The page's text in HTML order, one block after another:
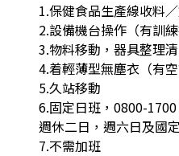
1.保健食品生產線收料
2.設備機台操作（有訓練
3.物料移動，器具整理
4.着輕薄型無塵衣（有空
5.久站移動
6.固定日班，0800-1700
週休二日，週六日及國
7.不需加班